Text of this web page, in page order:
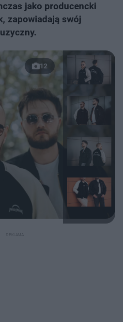
jako producencki
zapowiadają swój
12